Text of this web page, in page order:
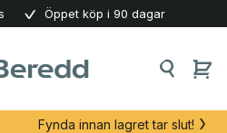
Öppet köp i 90 dagar
Fynda innan lagret tar slut!